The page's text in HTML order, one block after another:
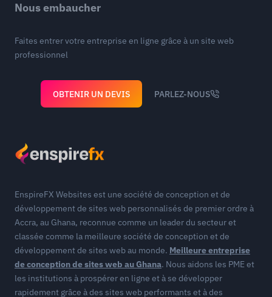
Nous embaucher
Faites entrer votre entreprise en ligne grâce à un site web
professionnel
OBTENIR UN DEVIS PARLEZ-NOUS
EnspireFX Websites est une société de conception et de
développement de sites web personnalisés de premier ordre à
Accra, au Ghana, reconnue comme un leader du secteur et
classée comme la meilleure société de conception et de
développement de sites web au monde. Meilleure entreprise
de conception de sites web au Ghana. Nous aidons les PME et
les institutions à prospérer en ligne et à se développer
rapidement grâce à des sites web performants et à des